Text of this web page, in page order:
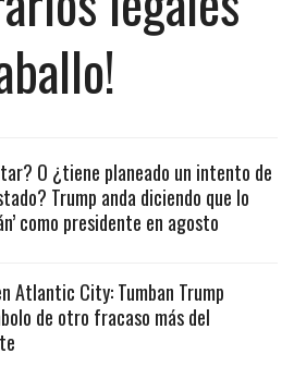
O ¿tiene planeado un intento de
Trump anda diciendo que lo
como presidente en agosto
Atlantic City: Tumban Trump
de otro fracaso más del